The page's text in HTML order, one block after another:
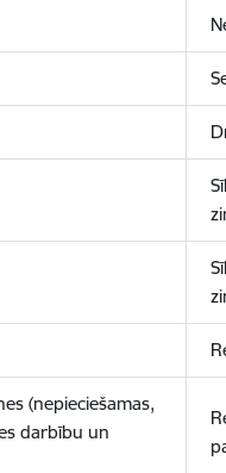
(nepieciešamas,
darbību un